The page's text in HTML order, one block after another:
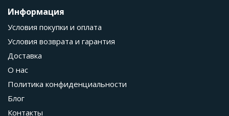
Информация
Условия покупки и оплата
Условия возврата и гарантия
Доставка
О нас
Политика конфиденциальности
Блог
Контакты